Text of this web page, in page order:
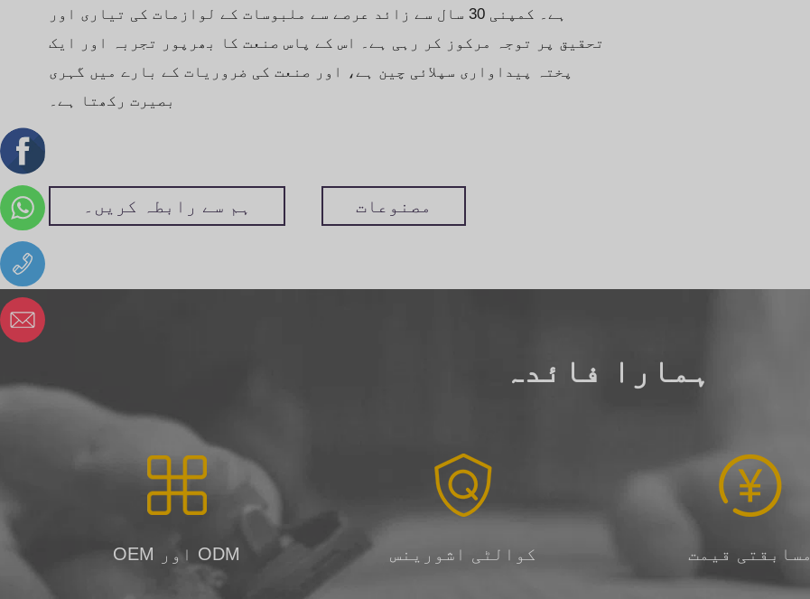
ہے۔ کمپنی 30 سال سے زائد عرصے سے ملبوسات کے لوازمات کی تیاری اور
تحقیق پر توجہ مرکوز کر رہی ہے۔ اس کے پاس صنعت کا بھرپور تجربہ اور ایک
پختہ پیداواری سپلائی چین ہے، اور صنعت کی ضروریات کے بارے میں گہری
بصیرت رکھتا ہے۔
ہم سے رابطہ کریں۔ مصنوعات
ہمارا فائدہ
OEM اور ODM کوالٹی اشورینس مسابقتی قیمت